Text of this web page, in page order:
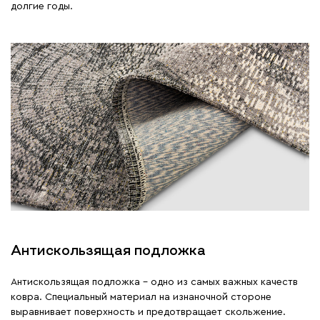
долгие годы.
Антискользящая подложка
Антискользящая подложка - одно из самых важных качеств
ковра. Специальный материал на изнаночной стороне
выравнивает поверхность и предотвращает скольжение.